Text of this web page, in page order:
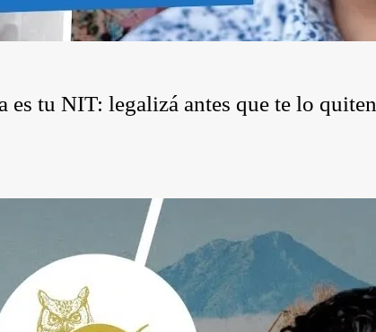
tu NIT: legalizá antes que te lo quiten